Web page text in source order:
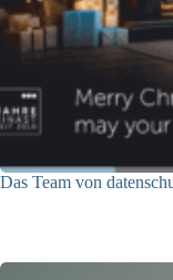
Das Team von